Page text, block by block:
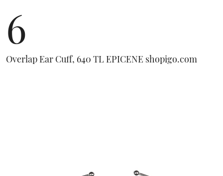
6
Overlap Ear Cuff, 640 TL EPICENE shopigo.com